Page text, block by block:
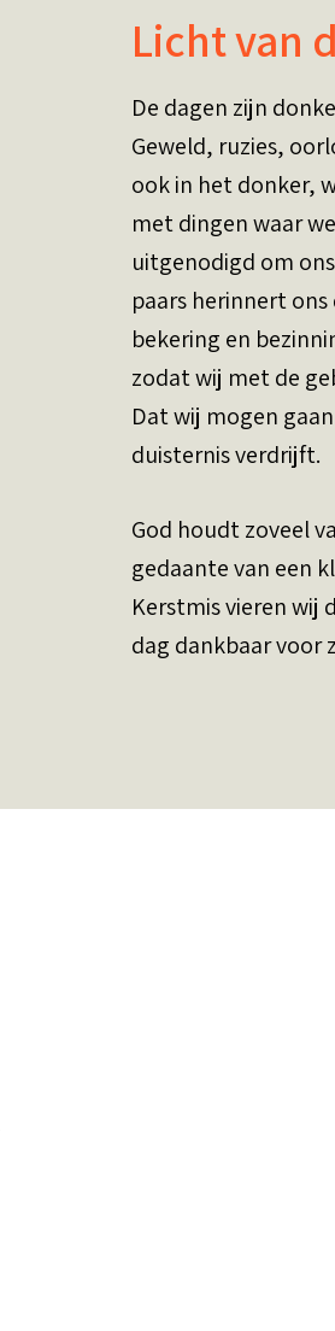
Licht van
De dagen zijn
Geweld, ruzies,
ook in het donker,
met dingen waar
uitgenodigd om
paars herinnert
bekering en
zodat wij met de
Dat wij mogen
duisternis verdrijft.
God houdt zoveel
gedaante van een
Kerstmis vieren wij
dag dankbaar voor